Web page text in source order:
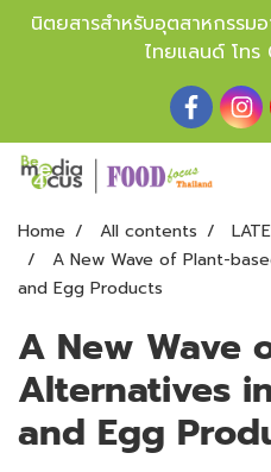
นิตยสารสำหรับอุตสาหกรรม
ไทยแลนด์ โทร
Home All contents
A New Wave of Plant-
and Egg Products
A New Wave
Alternatives
and Egg